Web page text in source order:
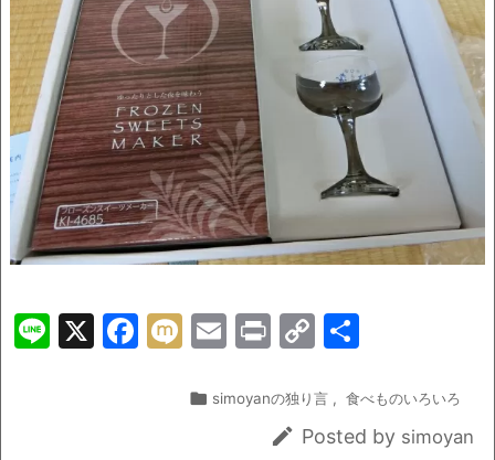
Li X
F
M
i
E
ai
Pr
t
C
p
y
 simoyanの独り言 , 食べものいろいろ
 Posted by simoyan